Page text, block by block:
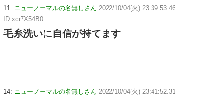
11: ニューノーマルの名無しさん 2022/10/04(火) 23:39:53.46
ID:xcr7X54B0
毛糸洗いに自信が持てます
14: ニューノーマルの名無しさん 2022/10/04(火) 23:41:52.31